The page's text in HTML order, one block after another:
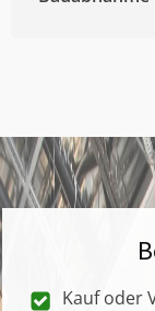
Kauf oder